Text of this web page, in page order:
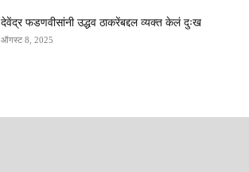
देवेंद्र फडणवीसांनी उद्धव ठाकरेंबद्दल व्यक्त केलं दुःख
ऑगस्ट 8, 2025